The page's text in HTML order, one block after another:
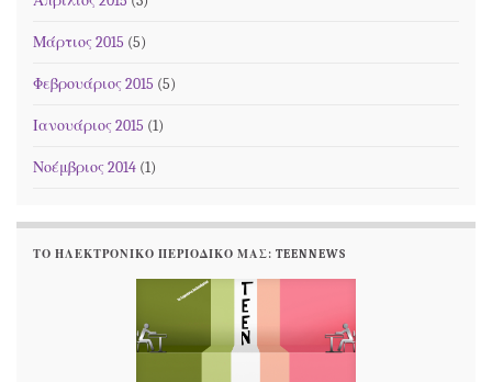
Μάρτιος 2015 (5)
Φεβρουάριος 2015 (5)
Ιανουάριος 2015 (1)
Νοέμβριος 2014 (1)
ΤΟ ΗΛΕΚΤΡΟΝΙΚΌ ΠΕΡΙΟΔΙΚΌ ΜΑΣ: TEENNEWS